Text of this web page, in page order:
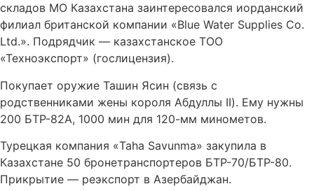
складов МО Казахстана заинтересовался иорданский
филиал британской компании «Blue Water Supplies Co.
Ltd.». Подрядчик — казахстанское ТОО
«Техноэкспорт» (гослицензия).
Покупает оружие Ташин Ясин (связь с
родственниками жены короля Абдуллы II). Ему нужны
200 БТР-82А, 1000 мин для 120-мм минометов.
Турецкая компания «Taha Savunma» закупила в
Казахстане 50 бронетранспортеров БТР-70/БТР-80.
Прикрытие — реэкспорт в Азербайджан.